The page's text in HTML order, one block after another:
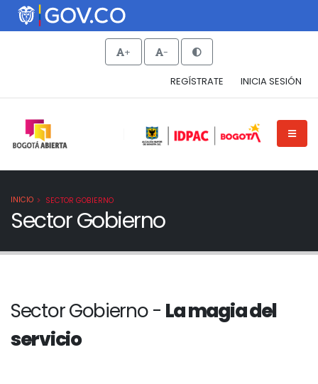
+ -
REGÍSTRATE INICIA SESIÓN
INICIO SECTOR GOBIERNO
Sector Gobierno
Sector Gobierno - La magia del
servicio